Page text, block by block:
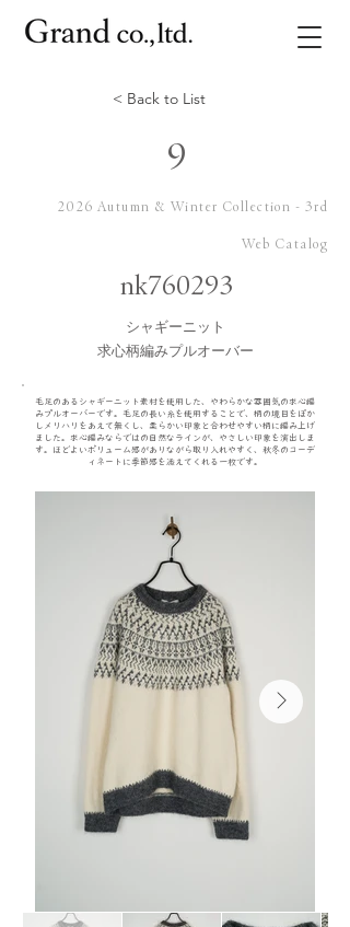
< Back to List
9
2026 Autumn & Winter Collection - 3rd
Web Catalog
nk760293
シャギーニット
求心柄編みプルオーバー
毛足のあるシャギーニット素材を使用した、やわらかな雰囲気の求心編
みプルオーバーです。毛足の長い糸を使用することで、柄の境目をぼか
しメリハリをあえて無くし、柔らかい印象と合わせやすい柄に編み上げ
ました。求心編みならではの自然なラインが、やさしい印象を演出しま
す。ほどよいボリューム感がありながら取り入れやすく、秋冬のコーデ
ィネートに季節感を添えてくれる一枚です。